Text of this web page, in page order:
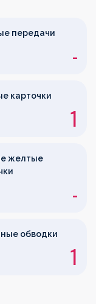
передачи
-
карточки
1
желтые
-
обводки
1